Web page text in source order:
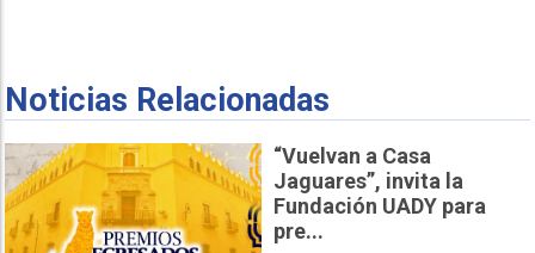
Noticias Relacionadas
“Vuelvan a Casa
Jaguares”, invita la
Fundación UADY para
pre...